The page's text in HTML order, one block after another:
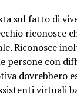
sul fatto di
riconosce
Riconosce
persone con
dovrebbero
virtuali